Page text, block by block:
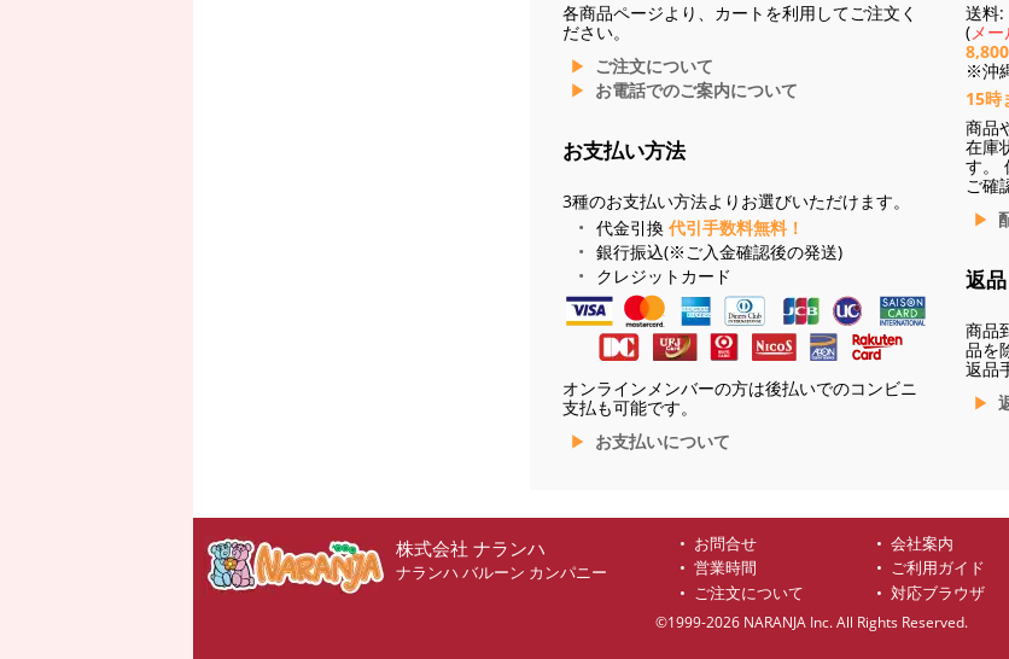
各商品ページより、カートを利用してご注文く
ださい。
ご注文について
お電話でのご案内について
お支払い方法
3種のお支払い方法よりお選びいただけます。
代金引換 代引手数料無料！
銀行振込(※ご入金確認後の発送)
クレジットカード
オンラインメンバーの方は後払いでのコンビニ
支払も可能です。
お支払いについて
送料
( メ
※沖
15時
商品
在庫
す。
ご確
返
商品
品を
返品
株式会社 ナランハ
ナランハ バルーン カンパニー
お問合せ 会社案内
営業時間
ご利用ガイド
ご注文について
対応ブラウザ
©1999-2026 NARANJA Inc. All Rights Reserved.